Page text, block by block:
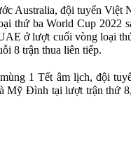
Australia, đội tuyển Việt
thứ ba World Cup 2022
ở lượt cuối vòng loại
8 trận thua liên tiếp.
1 Tết âm lịch, đội
Mỹ Đình tại lượt trận thứ